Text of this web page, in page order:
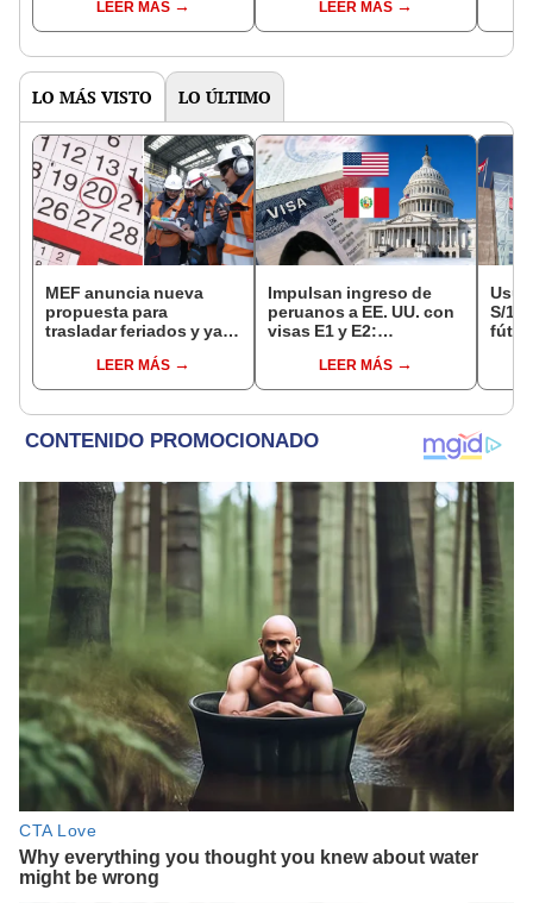
deficiencias en edificio
recién inaugurado
LEER MÁS
adopción de medidas
de protección para
adolescentes que
sufren violencia de
género
LEER MÁS
LO MÁS VISTO LO ÚLTIMO
MEF anuncia nueva
propuesta para
trasladar feriados y ya
“Lunes es mejor día”
LEER MÁS
Impulsan ingreso de
peruanos a EE. UU. con
visas E1 y E2:
pymes serían los más
beneficiados
LEER MÁS
S/